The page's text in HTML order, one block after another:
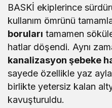
BASKİ ekiplerince
kullanım ömrünü
boruları tamamen
hatlar döşendi. Aynı
kanalizasyon şebeke
sayede özellikle yaz
birlikte yetersiz kalan
kavuşturuldu.